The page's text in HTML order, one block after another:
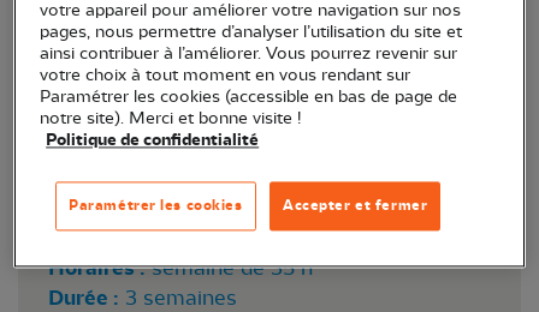
@RNNMO/LPO
Lieu : Saint-Froult (17780)
Horaires : semaine de 35 h
Durée : 3 semaines
votre appareil pour améliorer votre navigation sur nos
pages, nous permettre d’analyser l’utilisation du site et
ainsi contribuer à l’améliorer. Vous pourrez revenir sur
votre choix à tout moment en vous rendant sur
Paramétrer les cookies (accessible en bas de page de
notre site). Merci et bonne visite !
Politique de confidentialité
Accepter et fermer
Paramétrer les cookies